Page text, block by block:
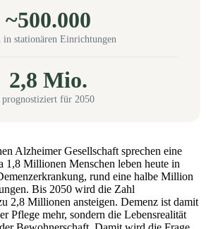
~500.000
in stationären Einrichtungen
2,8 Mio.
prognostiziert für 2050
Alzheimer Gesellschaft sprechen eine
1,8 Millionen Menschen leben heute in
rund eine halbe Million
Bis 2050 wird die Zahl
2,8 Millionen ansteigen. Demenz ist damit
Pflege mehr, sondern die Lebensrealität